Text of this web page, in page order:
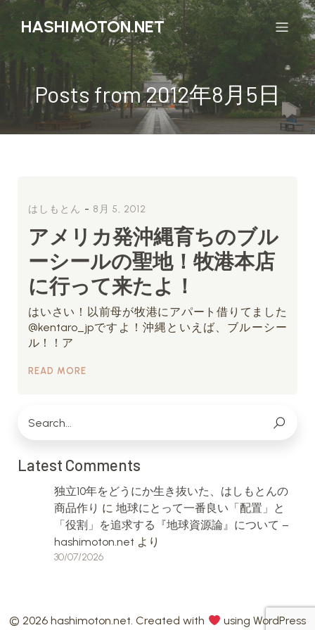
HASHIMOTON.NET
Posts from 2012年8月5日
はしもとん - 8月 5, 2012
アメリカ発沖縄育ちのブル
ーシールの聖地！牧港本店
に行って来たよ！
はいさい！以前母が牧港にアパート借りてました
@kentaro_jpですよ！沖縄といえば、ブルーシー
ル！！ア
READ MORE
Latest Comments
独立10年をどうにか生き抜いた、はしもとんの
商品作り に 地球にとって一番良い「配置」と
「役割」を追求する『地球資源論』について –
hashimoton.net より
30/07/2026
© 2026 hashimoton.net. Created with using WordPress